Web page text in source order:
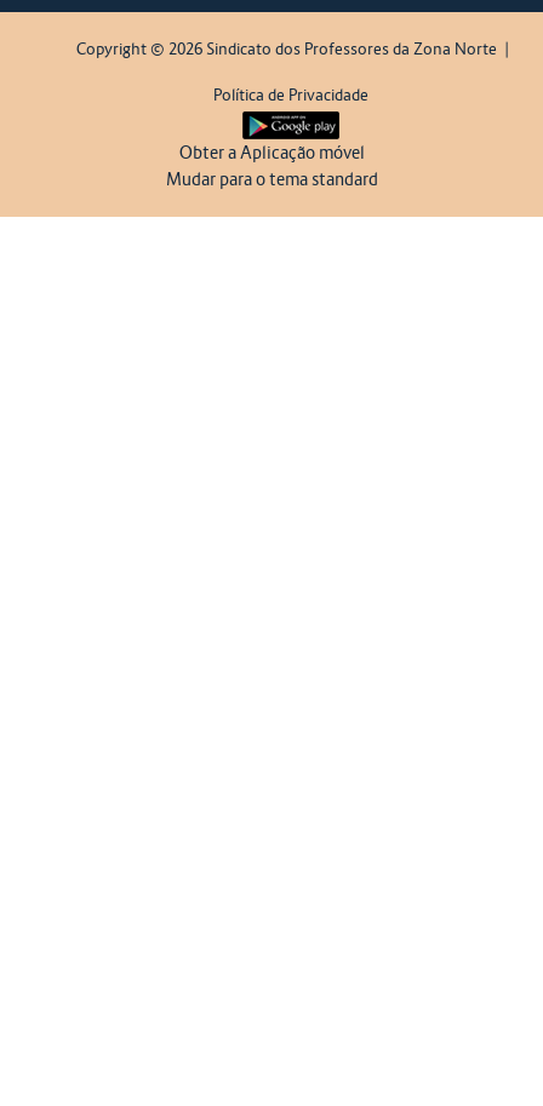
Copyright © 2026 Sindicato dos Professores da Zona Norte |
Política de Privacidade
Obter a Aplicação móvel
Mudar para o tema standard